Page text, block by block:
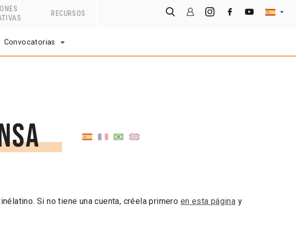
RECURSOS
Convocatorias
Si no tiene una cuenta, créela primero en esta página y